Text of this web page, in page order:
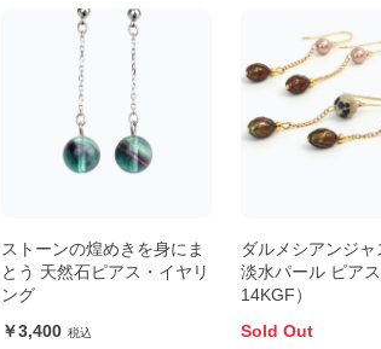
ストーンの煌めきを身にま
とう 天然石ピアス・イヤリ
ング
3,400
ダルメシアンジャ
淡水パール ピア
14KGF）
Sold Out